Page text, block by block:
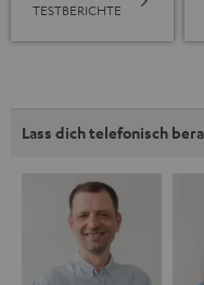
TESTBERICHTE
Lass dich telefonisch